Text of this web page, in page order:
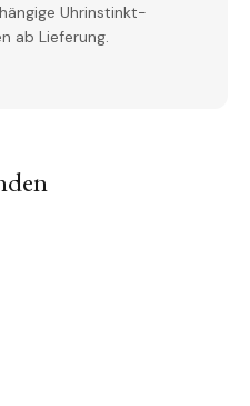
Uhrinstinkt-
ab Lieferung.